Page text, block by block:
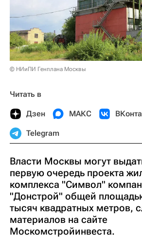
© НИиПИ Генплана Москвы
Читать в
Дзен МАКС
Telegram
Власти Москвы могут
первую очередь проекта
комплекса "Символ"
"Донстрой" общей
тысяч квадратных метров,
материалов на сайте
Москомстройинвеста.